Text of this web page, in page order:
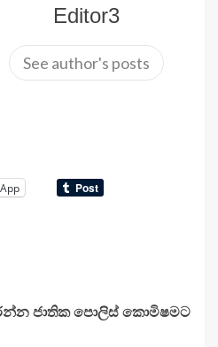
Editor3
See author's posts
ජාතික පොලිස් කොමිෂමට